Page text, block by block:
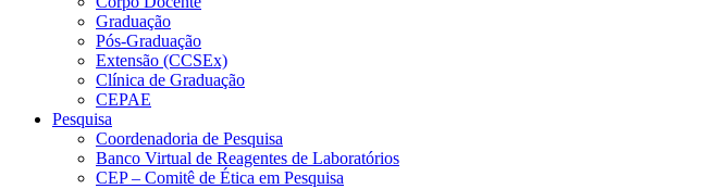
Graduação
Pós-Graduação
Extensão (CCSEx)
Clínica de Graduação
CEPAE
Pesquisa
Coordenadoria de Pesquisa
Banco Virtual de Reagentes de Laboratórios
CEP – Comitê de Ética em Pesquisa